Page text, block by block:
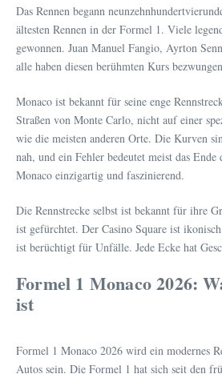
Das Rennen begann
ältesten Rennen in der Formel 1. Viele
gewonnen. Juan Manuel Fangio, Ayrton
alle haben diesen berühmten Kurs
Monaco ist bekannt für seine enge
Straßen von Monte Carlo, nicht auf einer
wie die meisten anderen Orte. Die Kurven
nah, und ein Fehler bedeutet meist das Ende
Monaco einzigartig und faszinierend.
Die Rennstrecke selbst ist bekannt für ihre
ist gefürchtet. Der Casino Square ist
ist berüchtigt für Unfälle. Jede Ecke hat
Formel 1 Monaco 2026:
ist
Formel 1 Monaco 2026 wird ein modernes
Autos sein. Die Formel 1 hat sich seit den